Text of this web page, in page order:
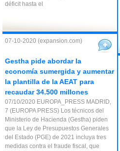
déficit hasta el
07-10-2020 (expansion.com)
Gestha pide abordar la
economía sumergida y aumentar
la plantilla de la AEAT para
recaudar 34.500 millones
07/10/2020 EUROPA_PRESS MADRID,
7 (EUROPA PRESS) Los técnicos del
Ministerio de Hacienda (Gestha) piden
que la Ley de Presupuestos Generales
del Estado (PGE) de 2021 incluya tres
medidas contra el fraude fiscal, que